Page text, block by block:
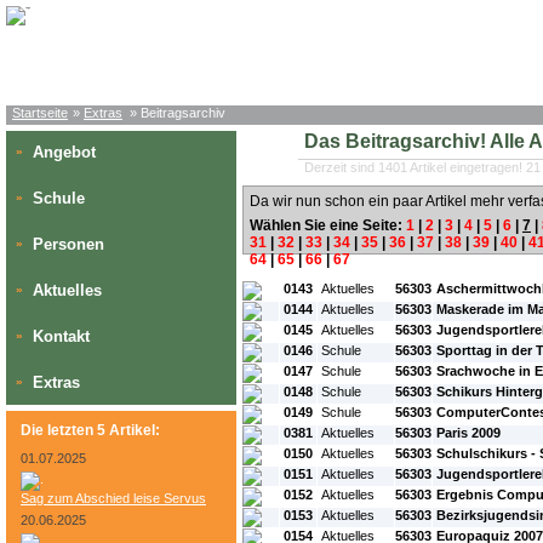
Startseite » Extras » Beitragsarchiv
» Angebot
» Schule
» Personen
» Aktuelles
» Kontakt
» Extras
Die letzten 5 Artikel:
01.07.2025
Sag zum Abschied leise Servus
20.06.2025
Das Beitragsarchiv! Alle
Derzeit sind 1401 Artikel eingetragen!
Da wir nun schon ein paar Artikel mehr
Wählen Sie eine Seite: 1 2 3 4 5 6 7
31
32 33 34 35 36 37 38 39 40
64|65|66|67
#L: #ID: #Rubrik:
0143 Aktuelles 56303
0144 Aktuelles 56303 Maskerade im
0145 Aktuelles 56303
0146 Schule 56303 Sporttag in der
0147 Schule 56303 Srachwoche in
0148 Schule 56303 Schikurs
0149 Schule 56303
0381 Aktuelles 56303 Paris 2009
0150 Aktuelles 56303 Schulschikurs -
0151 Aktuelles 56303
0152 Aktuelles 56303 Ergebnis
0153 Aktuelles 56303
0154 Aktuelles 56303 Europaquiz